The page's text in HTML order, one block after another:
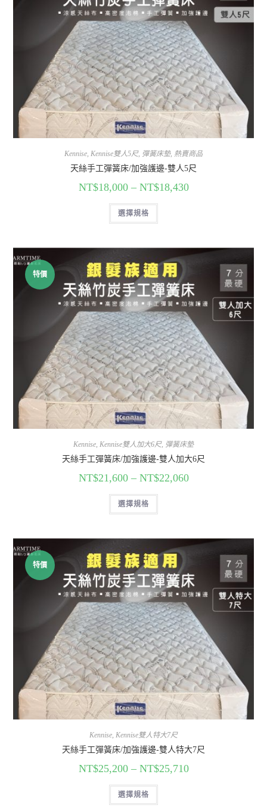
Kennise, Kennise雙人5尺, 彈簧床墊, 熱賣商品
天絲手工彈簧床/加強護邊-雙人5尺
NT$18,000– NT$18,430
選擇規格
特價
Kennise Kennise雙人加大6尺, 彈簧床墊
天絲手工彈簧床/加強護邊-雙人加大6尺
NT$21,600– NT$22,060
選擇規格
特價
Kennise Kennise雙人特大7尺
天絲手工彈簧床/加強護邊-雙人特大7尺
NT$25,200– NT$25,710
選擇規格